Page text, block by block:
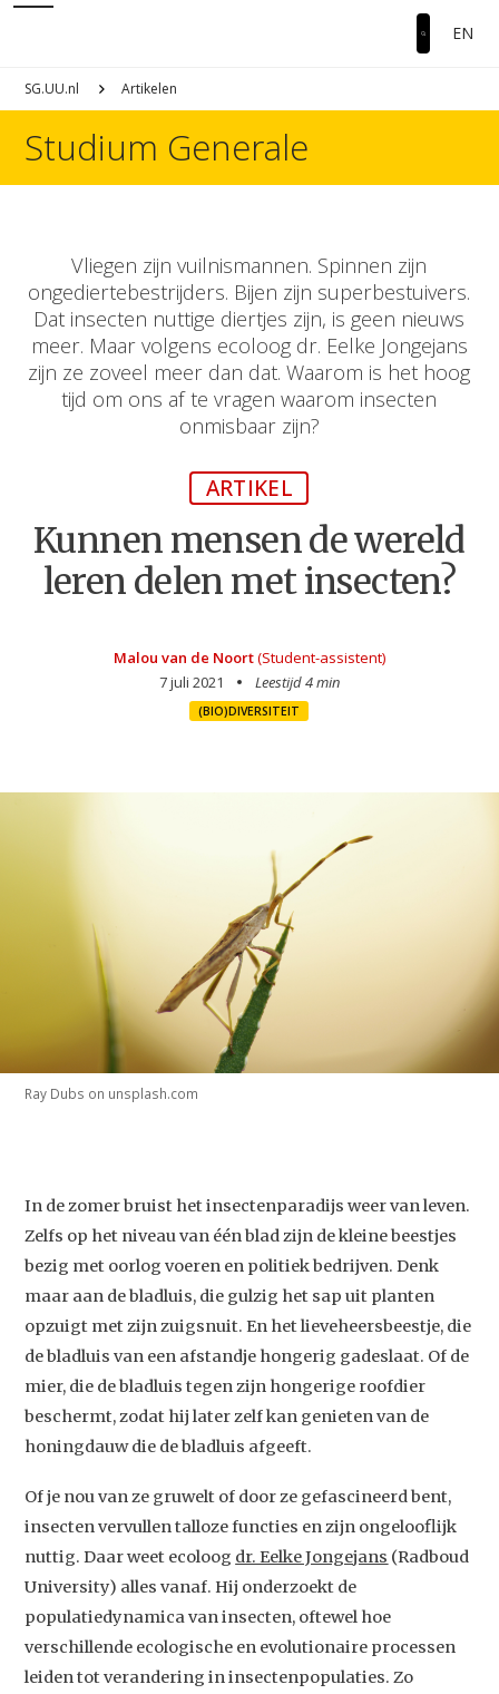
EN
SG.UU.nl Artikelen
Studium Generale
Vliegen zijn vuilnismannen. Spinnen zijn
ongediertebestrijders. Bijen zijn superbestuivers.
Dat insecten nuttige diertjes zijn, is geen nieuws
meer. Maar volgens ecoloog dr. Eelke Jongejans
zijn ze zoveel meer dan dat. Waarom is het hoog
tijd om ons af te vragen waarom insecten
onmisbaar zijn?
ARTIKEL
Kunnen mensen de wereld
leren delen met insecten?
Malou van de Noort(Student-assistent)
7 juli 2021
Leestijd 4 min
(BIO)DIVERSITEIT
Ray Dubs on unsplash.com
In de zomer bruist het insectenparadijs weer van leven.
Zelfs op het niveau van één blad zijn de kleine beestjes
bezig met oorlog voeren en politiek bedrijven. Denk
maar aan de bladluis, die gulzig het sap uit planten
opzuigt met zijn zuigsnuit. En het lieveheersbeestje, die
de bladluis van een afstandje hongerig gadeslaat. Of de
mier, die de bladluis tegen zijn hongerige roofdier
beschermt, zodat hij later zelf kan genieten van de
honingdauw die de bladluis afgeeft.
Of je nou van ze gruwelt of door ze gefascineerd bent,
insecten vervullen talloze functies en zijn ongelooflijk
nuttig. Daar weet ecoloog dr. Eelke Jongejans (Radboud
University) alles vanaf. Hij onderzoekt de
populatiedynamica van insecten, oftewel hoe
verschillende ecologische en evolutionaire processen
leiden tot verandering in insectenpopulaties. Zo